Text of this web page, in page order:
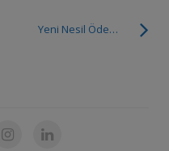
Yeni Nesil Ödeme Kaydedici Cihaz Nedir?